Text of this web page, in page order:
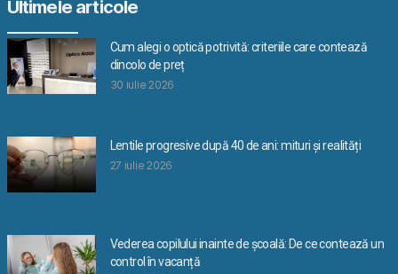
Ultimele articole
Cum alegi o optică potrivită: criteriile care contează
dincolo de preț
30 iulie 2026
Lentile progresive după 40 de ani: mituri și realități
27 iulie 2026
Vederea copilului inainte de școală: De ce contează un
control în vacanță